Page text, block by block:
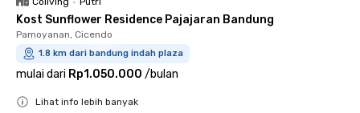
Kost Sunflower Residence Pajajaran Bandung
Pamoyanan, Cicendo
1.8 km dari bandung indah plaza
mulai dari Rp1.050.000 /bulan
Lihat info lebih banyak